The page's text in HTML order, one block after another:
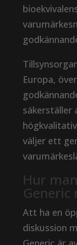
Europa,
väljer ett
Hur
Generic
Att ha en
diskussion